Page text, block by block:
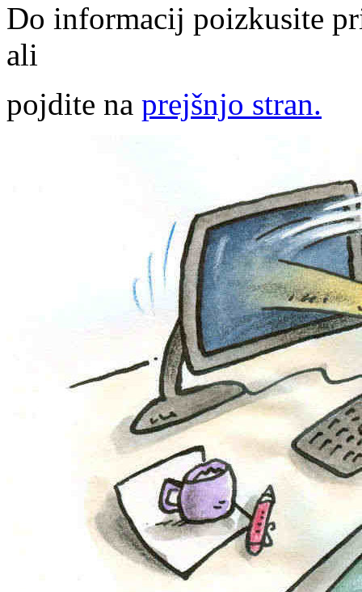
Do informacij poizkusite
ali
pojdite na prejšnjo stran.